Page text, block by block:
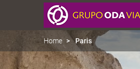
Home Paris